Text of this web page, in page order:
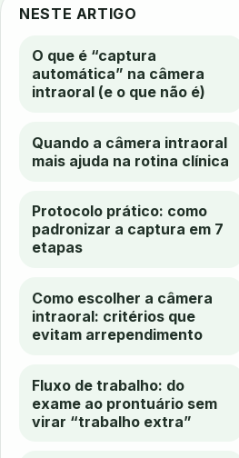
NESTE ARTIGO
O que é “captura
automática” na câmera
intraoral (e o que não é)
Quando a câmera intraoral
mais ajuda na rotina clínica
Protocolo prático: como
padronizar a captura em 7
etapas
Como escolher a câmera
intraoral: critérios que
evitam arrependimento
Fluxo de trabalho: do
exame ao prontuário sem
virar “trabalho extra”